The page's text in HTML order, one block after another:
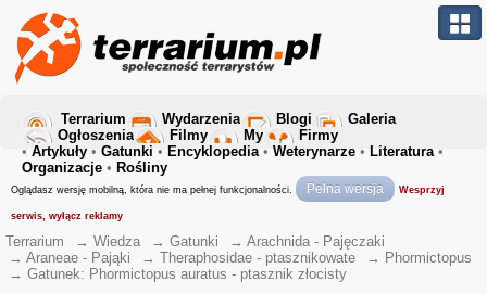
Terrarium Wydarzenia Blogi
Galeria
Ogłoszenia
Filmy My
Firmy
• Artykuły • Gatunki • Encyklopedia• Weterynarze • Literatura•
Organizacje • Rośliny
Oglądasz wersję mobilną, która nie ma pełnej funkcjonalności. Pełna wersja Wesprzyj
serwis, wyłącz reklamy
Terrarium → Wiedza → Gatunki → Arachnida - Pajęczaki
→ Araneae - Pająki → Theraphosidae - ptasznikowate → Phormictopus
→ Gatunek: Phormictopus auratus - ptasznik złocisty